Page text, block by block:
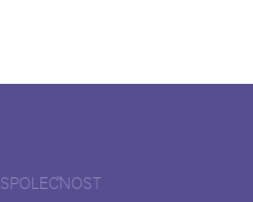
SPOLEČNOST